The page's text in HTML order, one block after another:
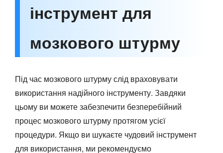
інструмент для
мозкового штурму
Під час мозкового штурму слід враховувати
використання надійного інструменту. Завдяки
цьому ви можете забезпечити безперебійний
процес мозкового штурму протягом усієї
процедури. Якщо ви шукаєте чудовий інструмент
для використання, ми рекомендуємо